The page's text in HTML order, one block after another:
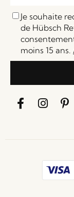
Je souhaite
de Hübsch
moins 15 ans.